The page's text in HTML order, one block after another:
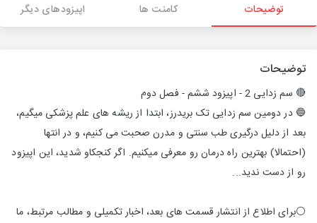
توضیحات کامنت ها اپیزودهای دیگر
توضیحات
🔴 سم زدایی 2 - اپیزود ششم - فصل دوم
🔵 در دومین سم زدایی تک بریدرز، ابتدا از ریشه های علم پزشکی میگیم،
بعد از دلیل درگیری طب سنتی و مدرن صحبت می کنیم، و در انتها
(احتمالا) بهترین راه درمان رو معرفی میکنیم. اگر کنجکاو شدید، این اپیزود
رو از دست ندید...
⚪️برای اطلاع از انتشار قسمت های بعد، اخبار تکمیلی و مطالب مرتبط، ما